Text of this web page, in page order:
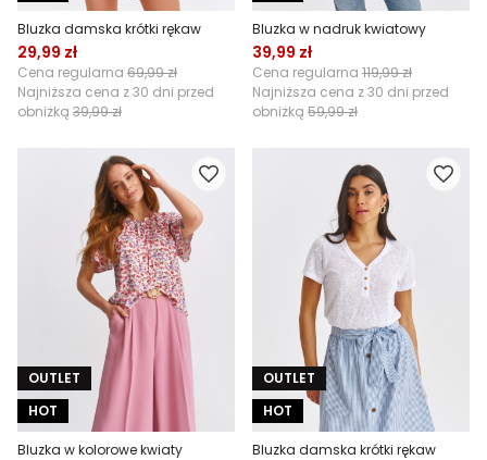
Bluzka damska krótki rękaw
29,99 zł
Cena regularna 69,99 zł
Najniższa cena z 30 dni przed
obniżką 39,99 zł
Bluzka w nadruk kwiatowy
39,99 zł
Cena regularna 119,99 zł
Najniższa cena z 30 dni przed
obniżką 59,99 zł
OUTLET
HOT
Bluzka w kolorowe kwiaty
OUTLET
HOT
Bluzka damska krótki rękaw